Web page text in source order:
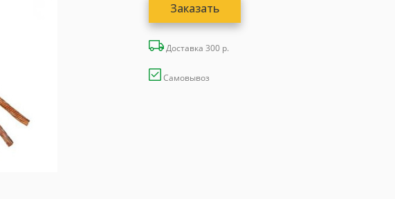
Заказать
Доставка 300 р.
Самовывоз